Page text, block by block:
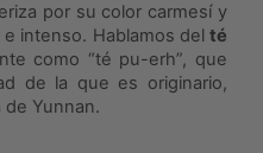
por su color carmesí y
intenso. Hablamos del té
como “té pu-erh”, que
de la que es originario,
de Yunnan.